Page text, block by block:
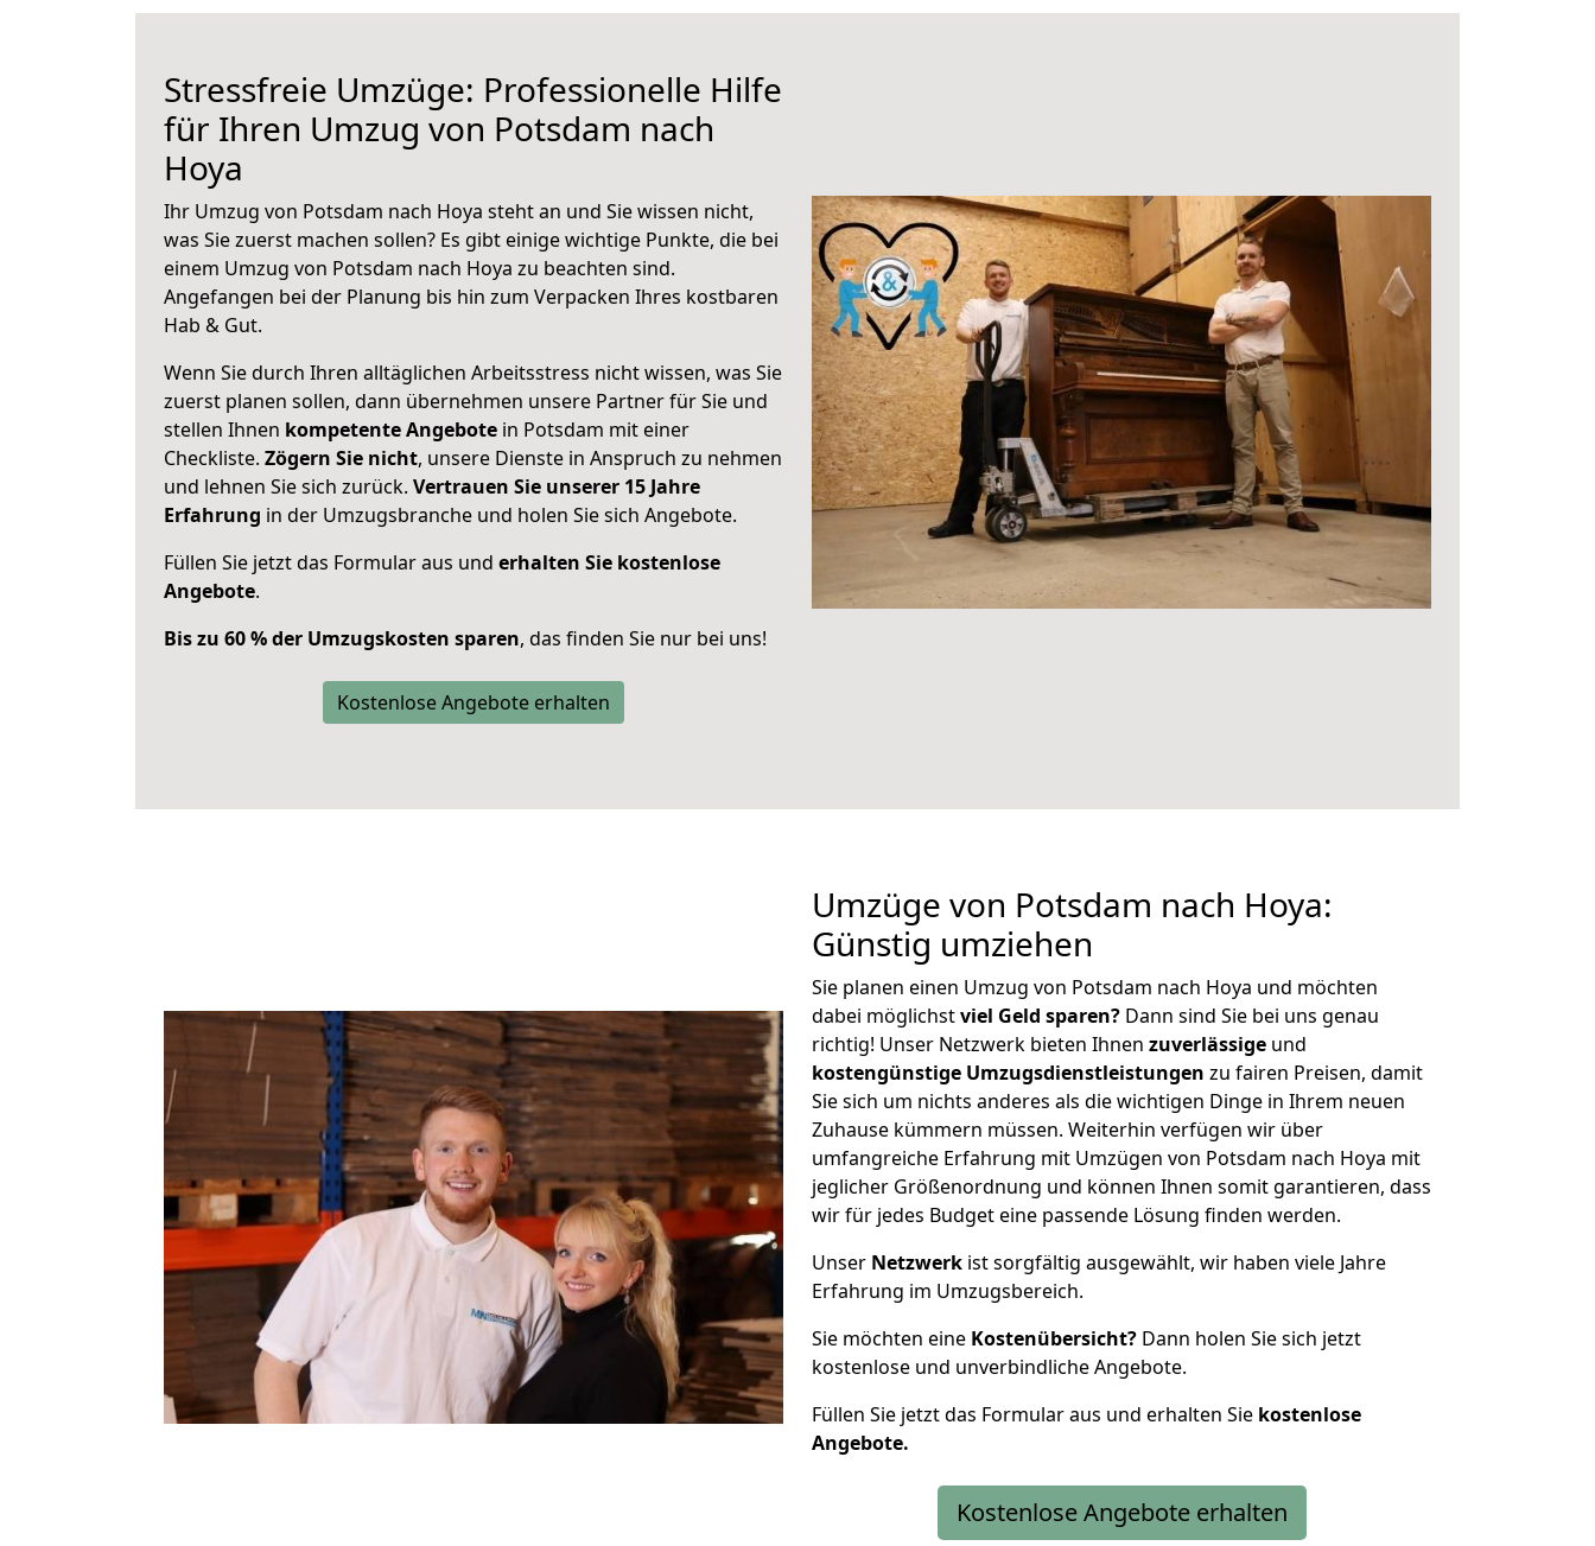
Stressfreie Umzüge: Professionelle Hilfe
für Ihren Umzug von Potsdam nach
Hoya
Ihr Umzug von Potsdam nach Hoya steht an und Sie wissen nicht,
was Sie zuerst machen sollen? Es gibt einige wichtige Punkte, die bei
einem Umzug von Potsdam nach Hoya zu beachten sind.
Angefangen bei der Planung bis hin zum Verpacken Ihres kostbaren
Hab & Gut.
Wenn Sie durch Ihren alltäglichen Arbeitsstress nicht wissen, was Sie
zuerst planen sollen, dann übernehmen unsere Partner für Sie und
stellen Ihnen kompetente Angebote in Potsdam mit einer
Checkliste. Zögern Sie nicht, unsere Dienste in Anspruch zu nehmen
und lehnen Sie sich zurück. Vertrauen Sie unserer 15 Jahre
Erfahrung in der Umzugsbranche und holen Sie sich Angebote.
Füllen Sie jetzt das Formular aus und erhalten Sie kostenlose
Angebote.
Bis zu 60 % der Umzugskosten sparen, das finden Sie nur bei uns!
Kostenlose Angebote erhalten
Umzüge von Potsdam nach Hoya:
Günstig umziehen
Sie planen einen Umzug von Potsdam nach Hoya und möchten
dabei möglichstviel Geld sparen? Dann sind Sie bei uns genau
richtig! Unser Netzwerk bieten Ihnen zuverlässige und
kostengünstige Umzugsdienstleistungen zu fairen Preisen, damit
Sie sich um nichts anderes als die wichtigen Dinge in Ihrem neuen
Zuhause kümmern müssen. Weiterhin verfügen wir über
umfangreiche Erfahrung mit Umzügen von Potsdam nach Hoya mit
jeglicher Größenordnung und können Ihnen somit garantieren, dass
wir für jedes Budget eine passende Lösung finden werden.
Unser Netzwerk ist sorgfältig ausgewählt, wir haben viele Jahre
Erfahrung im Umzugsbereich.
Sie möchten eine Kostenübersicht? Dann holen Sie sich jetzt
kostenlose und unverbindliche Angebote.
Füllen Sie jetzt das Formular aus und erhalten Sie kostenlose
Angebote.
Kostenlose Angebote erhalten